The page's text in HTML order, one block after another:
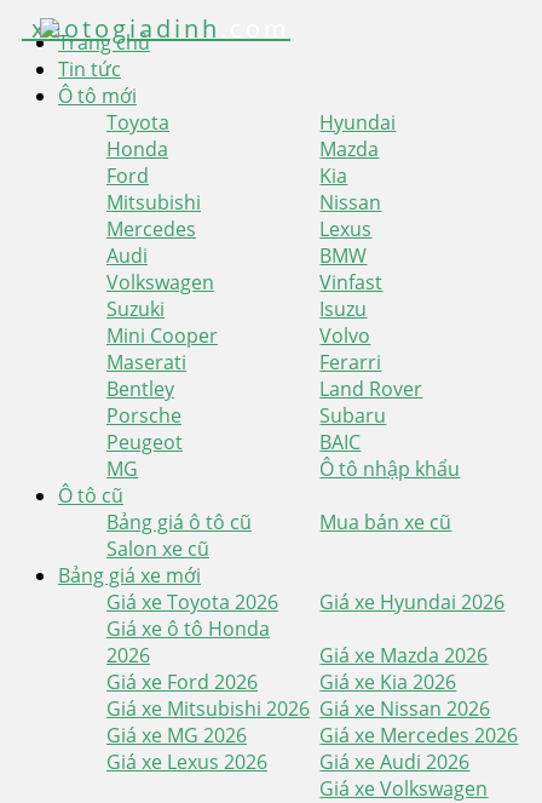
Trang chủ
Tin tức
Ô tô mới
Toyota
Hyundai
Honda
Mazda
Ford
Kia
Mitsubishi
Nissan
Mercedes
Lexus
Audi
BMW
Volkswagen
Vinfast
Suzuki
Isuzu
Mini Cooper
Volvo
Maserati
Ferarri
Bentley
Land Rover
Porsche
Subaru
Peugeot
BAIC
MG
Ô tô nhập khẩu
Ô tô cũ
Bảng giá ô tô cũ
Mua bán xe cũ
Salon xe cũ
Bảng giá xe mới
Giá xe Toyota 2026
Giá xe Hyundai 2026
Giá xe ô tô Honda
2026
Giá xe Mazda 2026
Giá xe Ford 2026
Giá xe Kia 2026
Giá xe Mitsubishi 2026 Giá xe Nissan 2026
Giá xe MG 2026
Giá xe Mercedes 2026
Giá xe Lexus 2026
Giá xe Audi 2026
Giá xe Volkswagen
xeotogiadinh